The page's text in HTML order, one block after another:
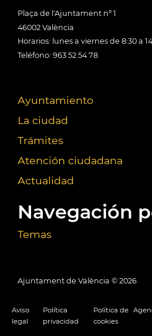
Plaça de l'Ajuntament nº 1
46002 València
Horarios: lunes a viernes de 8:30 a
Teléfono: 963 52 54 78
Ayuntamiento
La ciudad
Trámites
Atención ciudadana
Actualidad
Navegación
Temas
Ajuntament de València © 2026
Aviso
legal
Política
privacidad
Política de
cookies